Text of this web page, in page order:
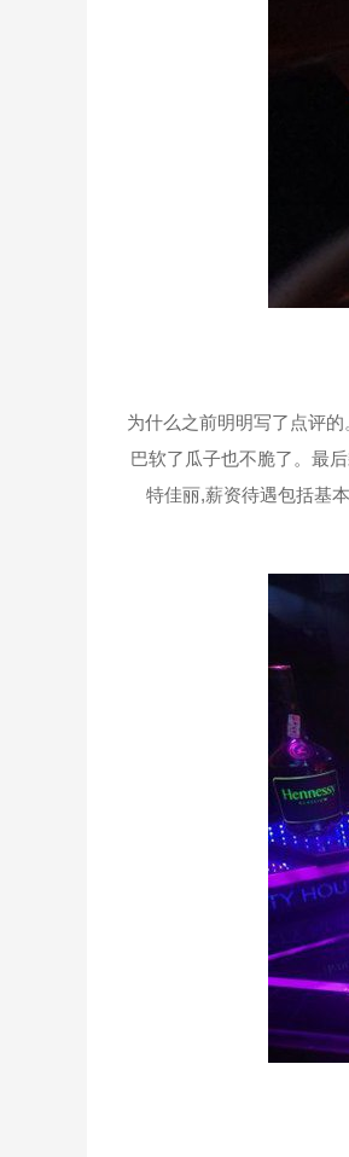
为什么之前明明写了点评
巴软了瓜子也不脆了。最
特佳丽,薪资待遇包括基